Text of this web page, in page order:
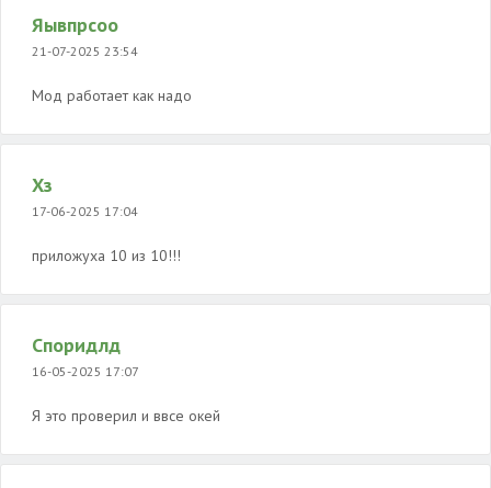
Яывпрсоо
21-07-2025 23:54
Мод работает как надо
Хз
17-06-2025 17:04
приложуха 10 из 10!!!
Споридлд
16-05-2025 17:07
Я это проверил и ввсе окей